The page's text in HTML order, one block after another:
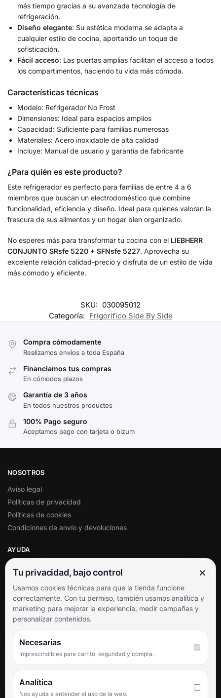
más tiempo gracias a su avanzada tecnología de
refrigeración.
Diseño elegante: Su estética moderna se adapta a
cualquier estilo de cocina, aportando un toque de
sofisticación.
Fácil acceso: Las puertas amplias facilitan el acceso a todos
los compartimentos, haciendo tu vida más cómoda.
Características técnicas
Modelo: Refrigerador No Frost
Dimensiones: Ideal para espacios amplios
Capacidad: Suficiente para familias numerosas
Materiales: Acero inoxidable de alta calidad
Incluye: Manual de usuario y garantía de fabricante
¿Para quién es este producto?
Este refrigerador es perfecto para familias de entre 4 a 6
miembros que buscan un electrodoméstico que combine
funcionalidad, eficiencia y diseño. Ideal para quienes valoran la
frescura de sus alimentos y un hogar bien organizado.
No esperes más para transformar tu cocina con el LIEBHERR
CONJUNTO SRsfe 5220 + SFNsfe 5227. Aprovecha su
excelente relación calidad-precio y disfruta de un estilo de vida
más cómodo y eficiente.
SKU: 030095012
Categoría: Frigorifico Side By Side
Compra cómodamente
Realizamos envíos a toda España
Financiamos tus compras
En cómodos plazos
Garantía de 3 años
En todos nuestros productos
100% Pago seguro
Aceptamos pago con tarjeta o bizum
NOSOTROS
Aviso legal
Políticas de privacidad
Políticas de cookies
Condiciones de envío y devoluciones
AYUDA
Soporte al cliente
Contacto
Términos y condiciones
Preguntas frecuentes
SÍGUENOS
Facebook
TikTok
Tu privacidad, bajo control ×
Usamos cookies técnicas para que la tienda funcione
correctamente. Con tu permiso, también usamos analítica y
marketing para mejorar la experiencia, medir campañas y
personalizar contenidos.
Necesarias
Imprescindibles para carrito, seguridad y compra.
Analítica
Nos ayuda a entender el uso de la web.